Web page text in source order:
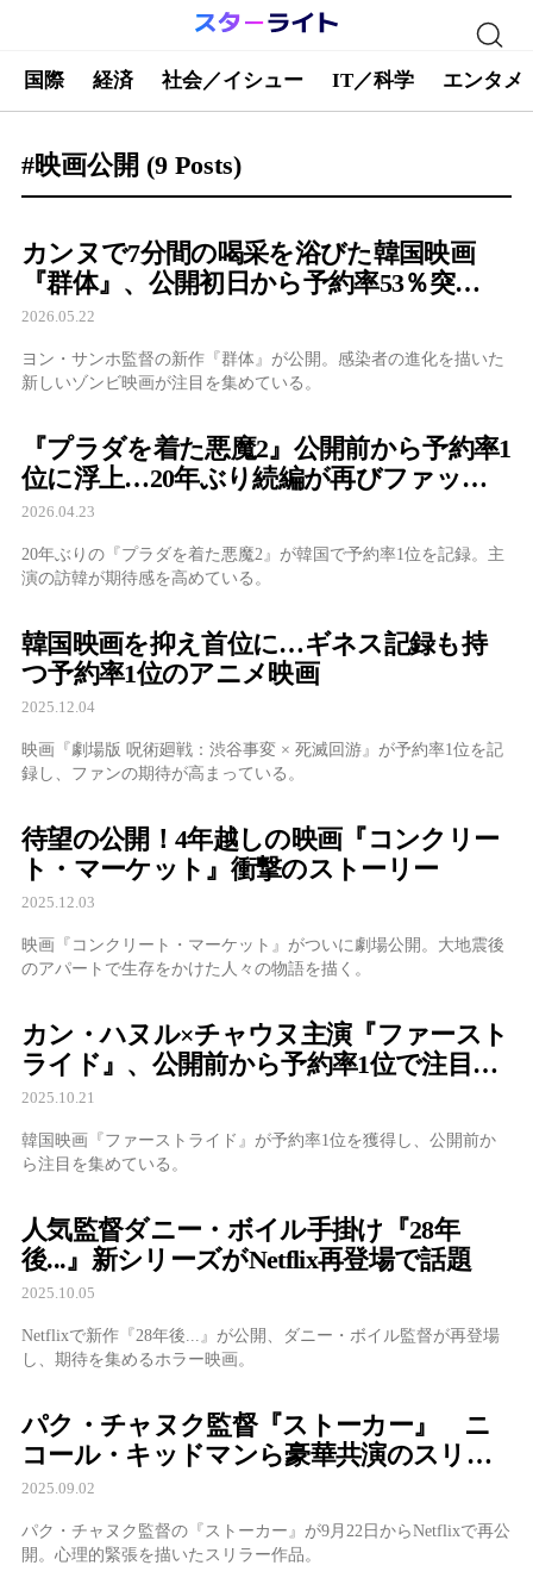
国際 経済 社会／イシュー IT／科学 エンタメ
#映画公開 (9 Posts)
カンヌで7分間の喝采を浴びた韓国映画
『群体』、公開初日から予約率53％突
破…“新しいゾンビ映画”に反応続々
2026.05.22
ヨン・サンホ監督の新作『群体』が公開。感染者の進化を描いた
新しいゾンビ映画が注目を集めている。
『プラダを着た悪魔2』公開前から予約率1
位に浮上…20年ぶり続編が再びファッシ
ョン界を席巻か
2026.04.23
20年ぶりの『プラダを着た悪魔2』が韓国で予約率1位を記録。主
演の訪韓が期待感を高めている。
韓国映画を抑え首位に…ギネス記録も持
つ予約率1位のアニメ映画
2025.12.04
映画『劇場版 呪術廻戦：渋谷事変 × 死滅回游』が予約率1位を記
録し、ファンの期待が高まっている。
待望の公開！4年越しの映画『コンクリー
ト・マーケット』衝撃のストーリー
2025.12.03
映画『コンクリート・マーケット』がついに劇場公開。大地震後
のアパートで生存をかけた人々の物語を描く。
カン・ハヌル×チャウヌ主演『ファースト
ライド』、公開前から予約率1位で注目集
める
2025.10.21
韓国映画『ファーストライド』が予約率1位を獲得し、公開前か
ら注目を集めている。
人気監督ダニー・ボイル手掛け『28年
後...』新シリーズがNetflix再登場で話題
2025.10.05
Netflixで新作『28年後...』が公開、ダニー・ボイル監督が再登場
し、期待を集めるホラー映画。
パク・チャヌク監督『ストーカー』 ニ
コール・キッドマンら豪華共演のスリラ
ーが9月22日Netflixで再公開
2025.09.02
パク・チャヌク監督の『ストーカー』が9月22日からNetflixで再公
開。心理的緊張を描いたスリラー作品。